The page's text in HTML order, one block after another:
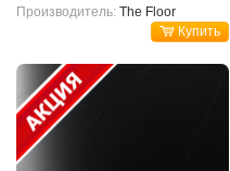
Производитель: The Floor
Купить